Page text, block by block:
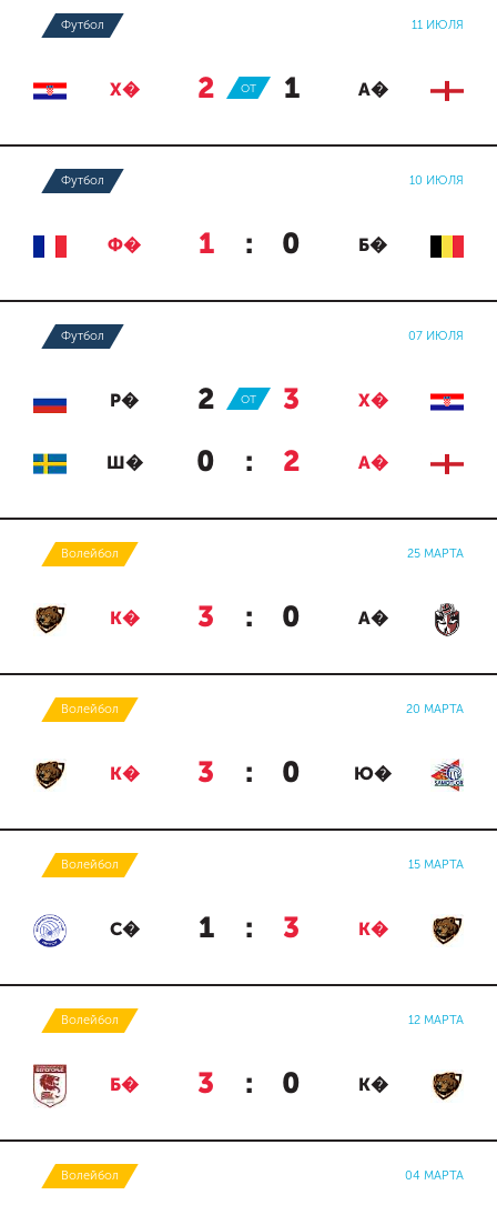
Футбол 11 ИЮЛЯ
Х� 2 : 1 А�
ОТ
Футбол 10 ИЮЛЯ
Ф� 1 : 0 Б�
Футбол 07 ИЮЛЯ
Р� 2 : 3 Х�
ОТ
Ш� 0 : 2 А�
Волейбол 25 МАРТА
К� 3 : 0 А�
Волейбол 20 МАРТА
К� 3 : 0 Ю�
Волейбол 15 МАРТА
С� 1 : 3 К�
Волейбол 12 МАРТА
Б� 3 : 0 К�
Волейбол 04 МАРТА